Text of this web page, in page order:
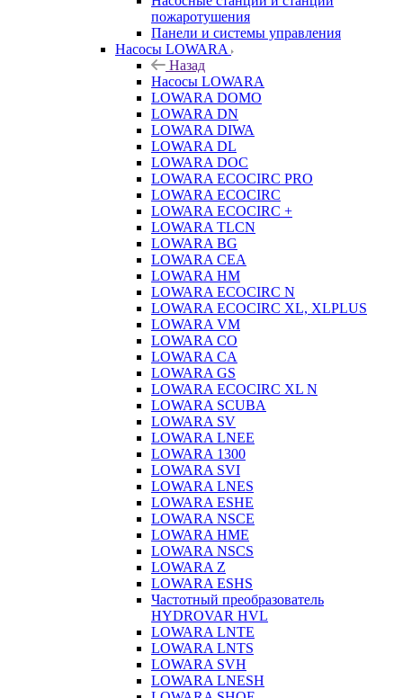
пожаротушения
Панели и системы управления
Насосы LOWARA
Назад
Насосы LOWARA
LOWARA DOMO
LOWARA DN
LOWARA DIWA
LOWARA DL
LOWARA DOC
LOWARA ECOCIRC PRO
LOWARA ECOCIRC
LOWARA ECOCIRC +
LOWARA TLCN
LOWARA BG
LOWARA CEA
LOWARA HM
LOWARA ECOCIRC N
LOWARA ECOCIRC XL, XLPLUS
LOWARA VM
LOWARA CO
LOWARA CA
LOWARA GS
LOWARA ECOCIRC XL N
LOWARA SCUBA
LOWARA SV
LOWARA LNEE
LOWARA 1300
LOWARA SVI
LOWARA LNES
LOWARA ESHE
LOWARA NSCE
LOWARA HME
LOWARA NSCS
LOWARA Z
LOWARA ESHS
Частотный преобразователь
HYDROVAR HVL
LOWARA LNTE
LOWARA LNTS
LOWARA SVH
LOWARA LNESH